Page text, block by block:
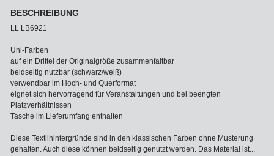
BESCHREIBUNG
LL LB6921
Uni-Farben
auf ein Drittel der Originalgröße zusammenfaltbar
beidseitig nutzbar (schwarz/weiß)
verwendbar im Hoch- und Querformat
eignet sich hervorragend für Veranstaltungen und bei beengten
Platzverhältnissen
Tasche im Lieferumfang enthalten
Diese Textilhintergründe sind in den klassischen Farben ohne Musterung
gehalten. Auch diese können beidseitig genutzt werden. Das Material ist...